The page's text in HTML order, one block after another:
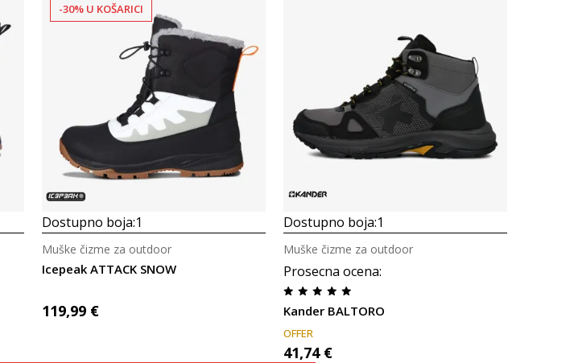
Uporedi
-30% U KOŠARICI
Dostupno boja:1
Icepeak ATTACK SNOW
Muške čizme za outdoor
119,99 €
Uporedi
Dostupno boja:1
Prosecna ocena:
Kander BALTORO
Muške čizme za outdoor
OFFER
41,74 €